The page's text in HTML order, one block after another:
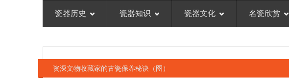
瓷器历史 瓷器知识 瓷器文化 名瓷欣赏
资深文物收藏家的古瓷保养秘诀（图）